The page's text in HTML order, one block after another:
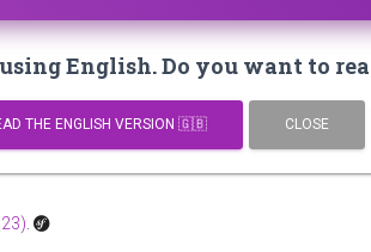
English. Do you want to
THE ENGLISH VERSION 🇬🇧 CLOSE